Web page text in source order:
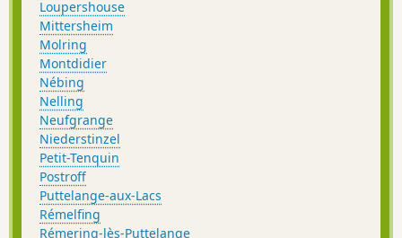
Loupershouse
Mittersheim
Molring
Montdidier
Nébing
Nelling
Neufgrange
Niederstinzel
Petit-Tenquin
Postroff
Puttelange-aux-Lacs
Rémelfing
Rémering-lès-Puttelange